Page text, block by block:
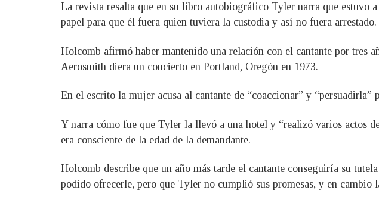
La revista resalta que en su libro autobiográfico Tyler narra que estuvo
papel para que él fuera quien tuviera la custodia y así no fuera arrestado.
Holcomb afirmó haber mantenido una relación con el cantante por tres
Aerosmith diera un concierto en Portland, Oregón en 1973.
En el escrito la mujer acusa al cantante de “coaccionar” y
Y narra cómo fue que Tyler la llevó a una hotel y “realizó varios actos
era consciente de la edad de la demandante.
Holcomb describe que un año más tarde el cantante conseguiría su
podido ofrecerle, pero que Tyler no cumplió sus promesas, y en